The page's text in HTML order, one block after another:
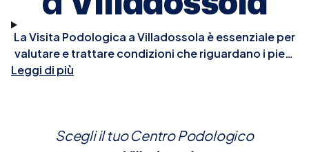
La Visita Podologica a Villadossola è essenziale per
valutare e trattare condizioni che riguardano i piedi
e le strutture correlate. Durante la visita, il podologo
biomeccaniche che possono influenzare la
Leggi di più
Scegli il tuo Centro Podologico